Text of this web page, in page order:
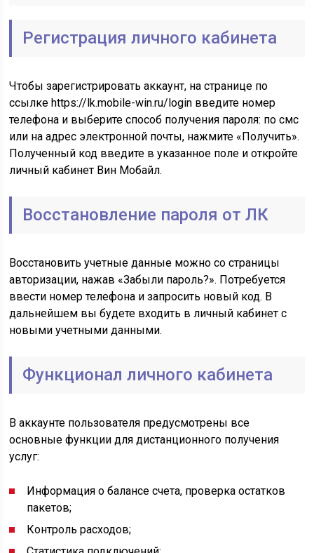
Регистрация личного кабинета
Чтобы зарегистрировать аккаунт, на странице по
ссылке https://lk.mobile-win.ru/login введите номер
телефона и выберите способ получения пароля: по смс
или на адрес электронной почты, нажмите «Получить».
Полученный код введите в указанное поле и откройте
личный кабинет Вин Мобайл.
Восстановление пароля от ЛК
Восстановить учетные данные можно со страницы
авторизации, нажав «Забыли пароль?». Потребуется
ввести номер телефона и запросить новый код. В
дальнейшем вы будете входить в личный кабинет с
новыми учетными данными.
Функционал личного кабинета
В аккаунте пользователя предусмотрены все
основные функции для дистанционного получения
услуг:
Информация о балансе счета, проверка остатков
пакетов;
Контроль расходов;